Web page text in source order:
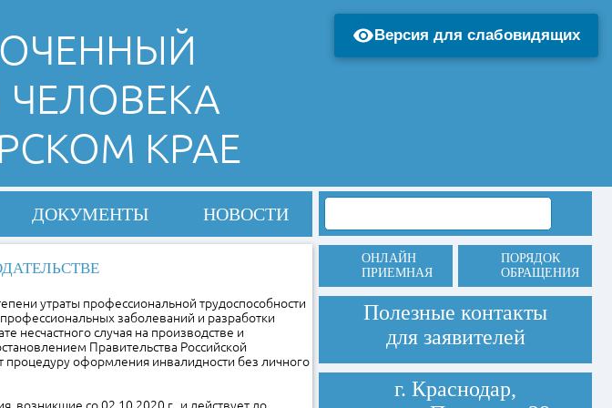
КРАЕ
ДОКУМЕНТЫ НОВОСТИ
утраты профессиональной трудоспособности
заболеваний и разработки
несчастного случая на производстве и
Правительства Российской
оформления инвалидности без личного
ОНЛАЙН
ПРИЕМНАЯ
ПОРЯДОК
ОБРАЩЕНИЯ
Полезные контакты
для заявителей
г. Краснодар,
Версия для слабовидящих